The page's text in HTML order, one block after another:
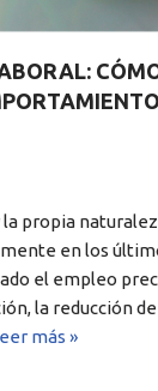
la propia
en los
el empleo
la reducción
más »